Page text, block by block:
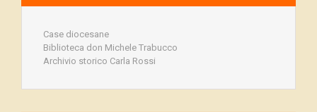
Case diocesane
Biblioteca don Michele Trabucco
Archivio storico Carla Rossi